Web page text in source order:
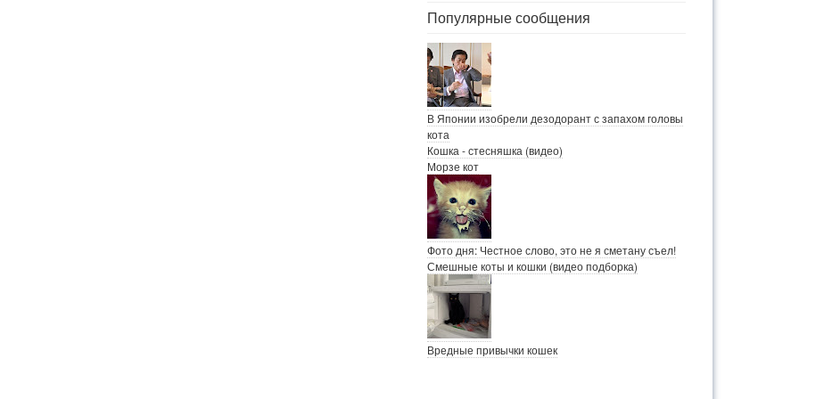
Популярные сообщения
В Японии изобрели дезодорант с запахом головы
кота
Кошка - стесняшка (видео)
Морзе кот
Фото дня: Честное слово, это не я сметану съел!
Смешные коты и кошки (видео подборка)
Вредные привычки кошек